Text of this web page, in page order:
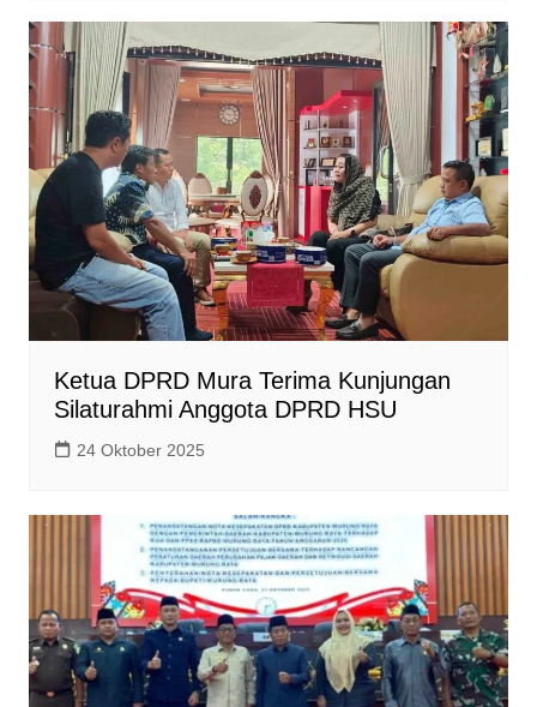
Ketua DPRD Mura Terima Kunjungan
Silaturahmi Anggota DPRD HSU
24 Oktober 2025